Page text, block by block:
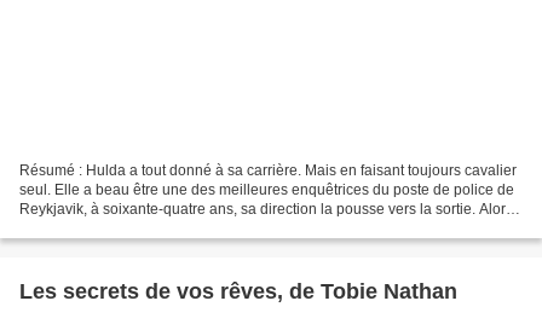
Résumé : Hulda a tout donné à sa carrière. Mais en faisant toujours cavalier
seul. Elle a beau être une des meilleures enquêtrices du poste de police de
Reykjavik, à soixante-quatre ans, sa direction la pousse vers la sortie. Alors,
Les secrets de vos rêves, de Tobie Nathan